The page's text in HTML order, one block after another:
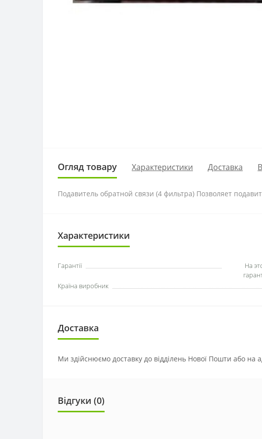
Огляд товару Характеристики Доставка
Подавитель обратной связи (4 фильтра) Позволяет
Характеристики
Гарантії
На
Країна виробник
Доставка
Ми здійснюємо доставку до відділень Нової Пошти або на
Відгуки (0)